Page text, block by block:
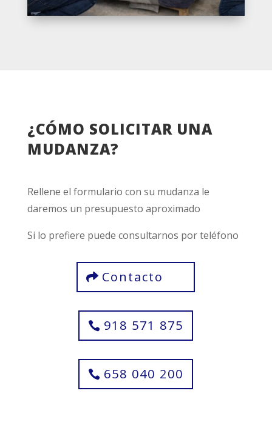
¿CÓMO SOLICITAR UNA
MUDANZA?
Rellene el formulario con su mudanza le
daremos un presupuesto aproximado
Si lo prefiere puede consultarnos por teléfono
Contacto
918 571 875
658 040 200